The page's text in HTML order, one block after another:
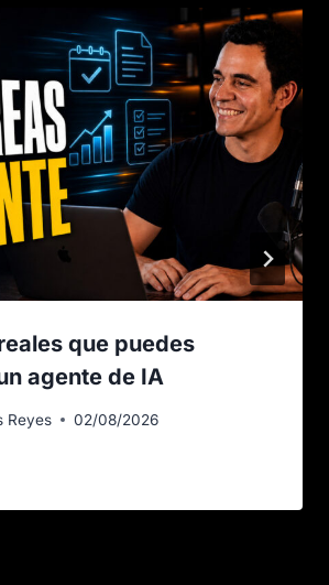
que puedes
agente de IA
Reyes 02/08/2026